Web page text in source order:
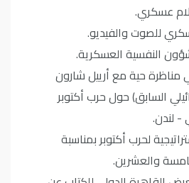
عسكري.
للصوت والفيديو.
النفسية العسكرية.
في مناظرة حية مع أرييل شارون
السابق) حول حرب أكتوبر
لندن.
لحرب أكتوبر بمناسبة
والعشرين.